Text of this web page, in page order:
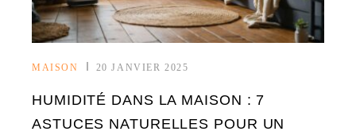
MAISON 20 JANVIER 2025
HUMIDITÉ DANS LA MAISON : 7
ASTUCES NATURELLES POUR UN